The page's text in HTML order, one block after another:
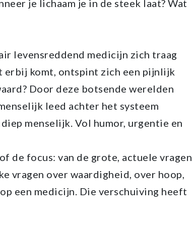
je lichaam je in de steek laat? Wat
levensreddend medicijn zich traag
komt, ontspint zich een pijnlijk
Door deze botsende werelden
leed achter het systeem
menselijk. Vol humor, urgentie en
de focus: van de grote, actuele vragen
vragen over waardigheid, over hoop,
een medicijn. Die verschuiving heeft